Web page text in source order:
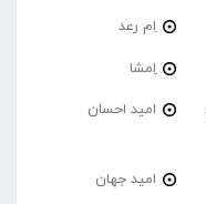
اِم رعد
اِمشا
امید احسان
امید جهان